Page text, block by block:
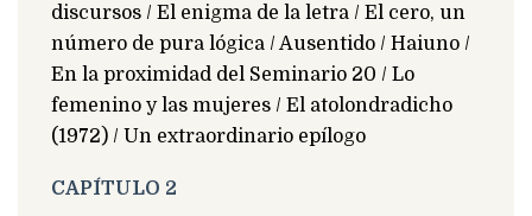
discursos / El enigma de la letra / El cero, un
número de pura lógica / Ausentido / Haiuno /
En la proximidad del Seminario 20 / Lo
femenino y las mujeres / El atolondradicho
(1972) / Un extraordinario epílogo
CAPÍTULO 2